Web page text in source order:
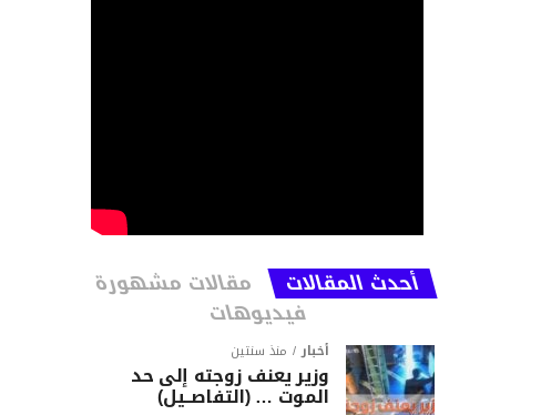
أحدث المقالات مقالات مشهورة
فيديوهات
أخبار منذ سنتين
وزير يعنف زوجته إلى حد
الموت … (التفاصــيل)